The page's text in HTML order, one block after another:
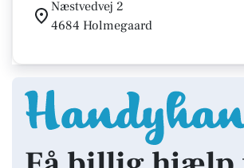
Næstvedvej 2
4684 Holmegaard